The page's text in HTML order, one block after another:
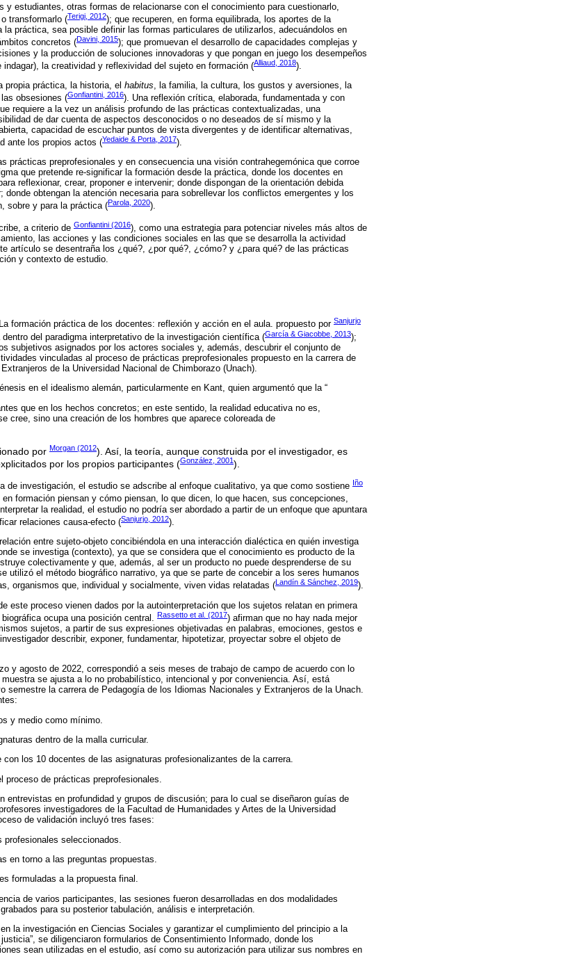
y estudiantes, otras formas de relacionarse con el conocimiento para cuestionarlo,
transformarlo (Terigi, 2012); que recuperen, en forma equilibrada, los aportes de la
la práctica, sea posible definir las formas particulares de utilizarlos, adecuándolos en
concretos (Davini, 2015); que promuevan el desarrollo de capacidades complejas y
y la producción de soluciones innovadoras y que pongan en juego los desempeños
la creatividad y reflexividad del sujeto en formación (Alliaud, 2018).
propia práctica, la historia, el habitus, la familia, la cultura, los gustos y aversiones, la
obsesiones (Gonfiantini, 2016). Una reflexión crítica, elaborada, fundamentada y con
requiere a la vez un análisis profundo de las prácticas contextualizadas, una
de dar cuenta de aspectos desconocidos o no deseados de sí mismo y la
capacidad de escuchar puntos de vista divergentes y de identificar alternativas,
ante los propios actos (Yedaide & Porta, 2017).
prácticas preprofesionales y en consecuencia una visión contrahegemónica que corroe
que pretende re-significar la formación desde la práctica, donde los docentes en
reflexionar, crear, proponer e intervenir; donde dispongan de la orientación debida
donde obtengan la atención necesaria para sobrellevar los conflictos emergentes y los
sobre y para la práctica (Parola, 2020).
a criterio de Gonfiantini (2016), como una estrategia para potenciar niveles más altos de
las acciones y las condiciones sociales en las que se desarrolla la actividad
artículo se desentraña los ¿qué?, ¿por qué?, ¿cómo? y ¿para qué? de las prácticas
y contexto de estudio.
formación práctica de los docentes: reflexión y acción en el aula. propuesto por Sanjurjo
del paradigma interpretativo de la investigación científica (García & Giacobbe, 2013);
subjetivos asignados por los actores sociales y, además, descubrir el conjunto de
vinculadas al proceso de prácticas preprofesionales propuesto en la carrera de
de la Universidad Nacional de Chimborazo (Unach).
en el idealismo alemán, particularmente en Kant, quien argumentó que la “
que en los hechos concretos; en este sentido, la realidad educativa no es,
cree, sino una creación de los hombres que aparece coloreada de
por Morgan (2012). Así, la teoría, aunque construida por el investigador, es
por los propios participantes (González, 2001).
de investigación, el estudio se adscribe al enfoque cualitativo, ya que como sostiene Iño
formación piensan y cómo piensan, lo que dicen, lo que hacen, sus concepciones,
la realidad, el estudio no podría ser abordado a partir de un enfoque que apuntara
relaciones causa-efecto (Sanjurjo, 2012).
entre sujeto-objeto concibiéndola en una interacción dialéctica en quién investiga
se investiga (contexto), ya que se considera que el conocimiento es producto de la
colectivamente y que, además, al ser un producto no puede desprenderse de su
utilizó el método biográfico narrativo, ya que se parte de concebir a los seres humanos
organismos que, individual y socialmente, viven vidas relatadas ( Landín & Sánchez, 2019).
este proceso vienen dados por la autointerpretación que los sujetos relatan en primera
ocupa una posición central. Rassetto et al. (2017) afirman que no hay nada mejor
sujetos, a partir de sus expresiones objetivadas en palabras, emociones, gestos e
describir, exponer, fundamentar, hipotetizar, proyectar sobre el objeto de
y agosto de 2022, correspondió a seis meses de trabajo de campo de acuerdo con lo
se ajusta a lo no probabilístico, intencional y por conveniencia. Así, está
semestre la carrera de Pedagogía de los Idiomas Nacionales y Extranjeros de la Unach.
y medio como mínimo.
dentro de la malla curricular.
con los 10 docentes de las asignaturas profesionalizantes de la carrera.
proceso de prácticas preprofesionales.
entrevistas en profundidad y grupos de discusión; para lo cual se diseñaron guías de
investigadores de la Facultad de Humanidades y Artes de la Universidad
de validación incluyó tres fases:
seleccionados.
en torno a las preguntas propuestas.
formuladas a la propuesta final.
de varios participantes, las sesiones fueron desarrolladas en dos modalidades
para su posterior tabulación, análisis e interpretación.
la investigación en Ciencias Sociales y garantizar el cumplimiento del principio a la
se diligenciaron formularios de Consentimiento Informado, donde los
sean utilizadas en el estudio, así como su autorización para utilizar sus nombres en